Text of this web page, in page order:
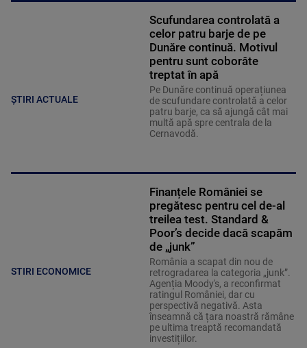
ȘTIRI ACTUALE
Scufundarea controlată a
celor patru barje de pe
Dunăre continuă. Motivul
pentru sunt coborâte
treptat în apă
Pe Dunăre continuă operațiunea
de scufundare controlată a celor
patru barje, ca să ajungă cât mai
multă apă spre centrala de la
Cernavodă.
STIRI ECONOMICE
Finanțele României se
pregătesc pentru cel de-al
treilea test. Standard &
Poor’s decide dacă scapăm
de „junk”
România a scapat din nou de
retrogradarea la categoria „junk”.
Agenția Moody's, a reconfirmat
ratingul României, dar cu
perspectivă negativă. Asta
înseamnă că țara noastră rămâne
pe ultima treaptă recomandată
investițiilor.